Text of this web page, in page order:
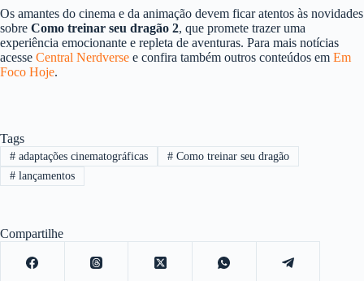
Os amantes do cinema e da animação devem ficar atentos às novidades
sobre Como treinar seu dragão 2, que promete trazer uma
experiência emocionante e repleta de aventuras. Para mais notícias
acesse Central Nerdverse e confira também outros conteúdos em Em
Foco Hoje.
Tags
#adaptações cinematográficas #Como treinar seu dragão
#lançamentos
Compartilhe